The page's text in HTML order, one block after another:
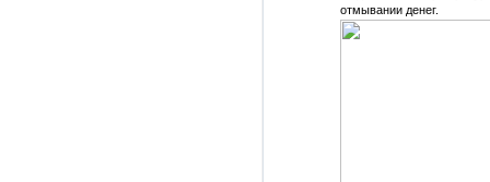
отмывании денег.